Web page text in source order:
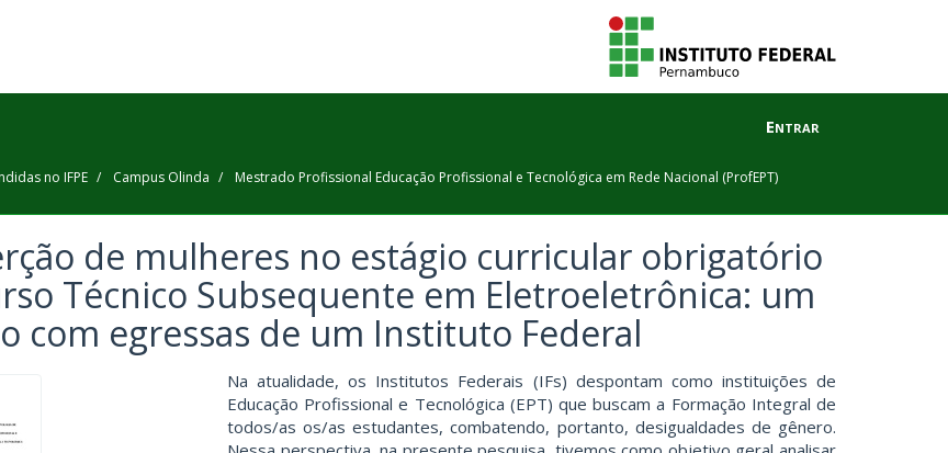
Entrar
no IFPE Campus Olinda
Mestrado Profissional Educação Profissional e Tecnológica em Rede Nacional (ProfEPT)
de mulheres no estágio curricular obrigatório
Técnico Subsequente em Eletroeletrônica: um
com egressas de um Instituto Federal
Na atualidade, os Institutos Federais (IFs) despontam como instituições de
Educação Profissional e Tecnológica (EPT) que buscam a Formação Integral de
todos/as os/as estudantes, combatendo, portanto, desigualdades de gênero.